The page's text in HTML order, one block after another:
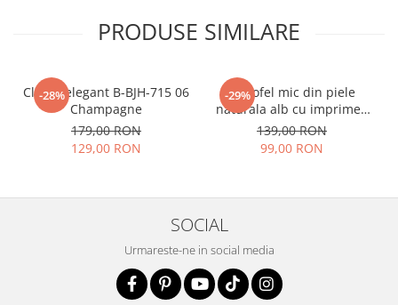
PRODUSE SIMILARE
-28%
Clutch elegant B-BJH-715 06
Champagne
179,00 RON
129,00 RON
-29%
Portofel mic din piele
naturala alb cu imprimeu
B-8912 07
139,00 RON
99,00 RON
SOCIAL
Urmareste-ne in social media